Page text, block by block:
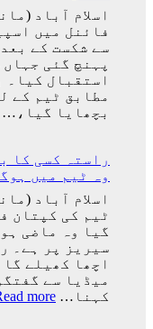
سے شکست کے
پہنچ گئی
استقبال کیا۔
مطابق ٹیم کے
بچھایا گیا،…
راستہ کسی کا
وہ ٹیم میں
اسلام آباد
ٹیم کی کپتان
گیا وہ ماضی
سیریز پر ہے۔
اچھا کھیلے
میڈیا سے
کہنا… more